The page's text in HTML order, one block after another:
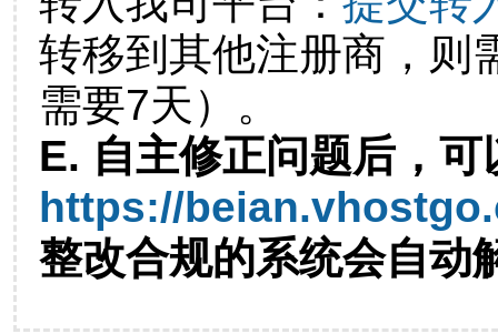
转移到其他注册商，则
需要7天）。
E. 自主修正问题后，可
https://
整改合规的系统会自动